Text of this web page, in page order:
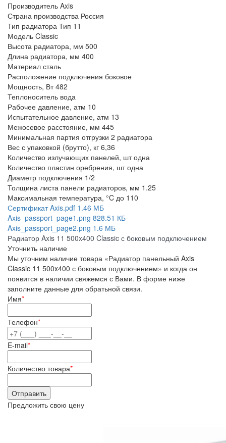
Производитель Axis
Страна производства Россия
Тип радиатора Тип 11
Модель Classic
Высота радиатора, мм 500
Длина радиатора, мм 400
Материал сталь
Расположение подключения боковое
Мощность, Вт 482
Теплоноситель вода
Рабочее давление, атм 10
Испытательное давление, атм 13
Межосевое расстояние, мм 445
Минимальная партия отгрузки 2 радиатора
Вес с упаковкой (брутто), кг 6,36
Количество излучающих панелей, шт одна
Количество пластин оребрения, шт одна
Диаметр подключения 1/2
Толщина листа панели радиаторов, мм 1.25
Максимальная температура, °C до 110
Сертификат Axis.pdf 1.46 МБ
Axis_passport_page1.png 828.51 КБ
Axis_passport_page2.png 1.6 МБ
Радиатор Axis 11 500x400 Classic с боковым подключением
Уточнить наличие
Мы уточним наличие товара «Радиатор панельный Axis
Classic 11 500x400 с боковым подключением» и когда он
появится в наличии свяжемся с Вами. В форме ниже
заполните данные для обратьной связи.
Имя*
Телефон*
E-mail*
Количество товара*
Предложить свою цену